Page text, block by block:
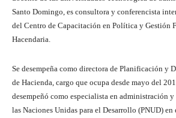
Santo Domingo, es consultora y conferencista
del Centro de Capacitación en Política y Gestión
Hacendaria.
Se desempeña como directora de Planificación y
de Hacienda, cargo que ocupa desde mayo del
desempeñó como especialista en administración
las Naciones Unidas para el Desarrollo (PNUD)